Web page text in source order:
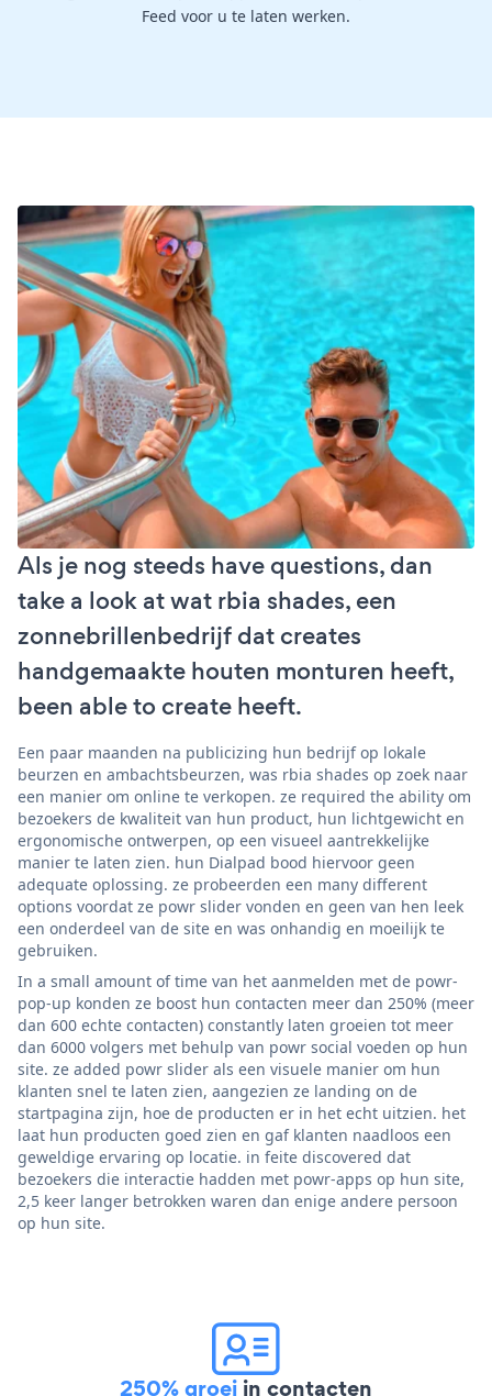
Feed voor u te laten werken.
Als je nog steeds have questions, dan
take a look at wat rbia shades, een
zonnebrillenbedrijf dat creates
handgemaakte houten monturen heeft,
been able to create heeft.
Een paar maanden na publicizing hun bedrijf op lokale
beurzen en ambachtsbeurzen, was rbia shades op zoek naar
een manier om online te verkopen. ze required the ability om
bezoekers de kwaliteit van hun product, hun lichtgewicht en
ergonomische ontwerpen, op een visueel aantrekkelijke
manier te laten zien. hun Dialpad bood hiervoor geen
adequate oplossing. ze probeerden een many different
options voordat ze powr slider vonden en geen van hen leek
een onderdeel van de site en was onhandig en moeilijk te
gebruiken.
In a small amount of time van het aanmelden met de powr-
pop-up konden ze boost hun contacten meer dan 250% (meer
dan 600 echte contacten) constantly laten groeien tot meer
dan 6000 volgers met behulp van powr social voeden op hun
site. ze added powr slider als een visuele manier om hun
klanten snel te laten zien, aangezien ze landing on de
startpagina zijn, hoe de producten er in het echt uitzien. het
laat hun producten goed zien en gaf klanten naadloos een
geweldige ervaring op locatie. in feite discovered dat
bezoekers die interactie hadden met powr-apps op hun site,
2,5 keer langer betrokken waren dan enige andere persoon
op hun site.
250% groei in contacten